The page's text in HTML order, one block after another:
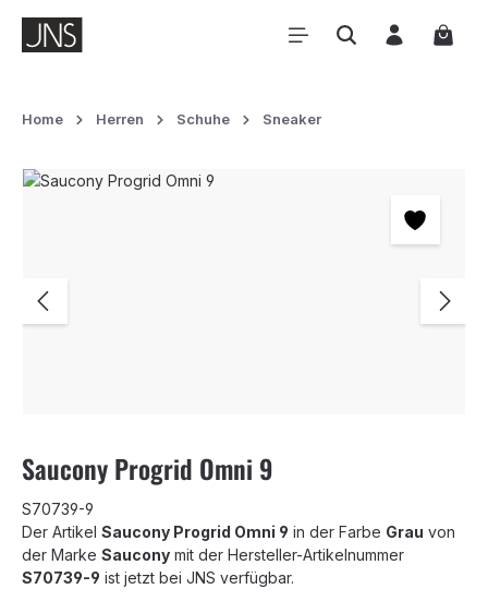
Zum Hauptinhalt springen
Home Herren Schuhe Sneaker
Bildergalerie überspringen
Saucony Progrid Omni 9
S70739-9
Der Artikel Saucony Progrid Omni 9 in der Farbe Grau von
der Marke Saucony mit der Hersteller-Artikelnummer
S70739-9 ist jetzt bei JNS verfügbar.